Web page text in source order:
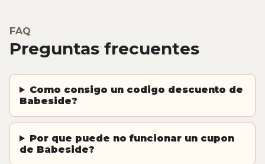
FAQ
Preguntas frecuentes
Como consigo un codigo descuento de
Babeside?
Por que puede no funcionar un cupon
de Babeside?